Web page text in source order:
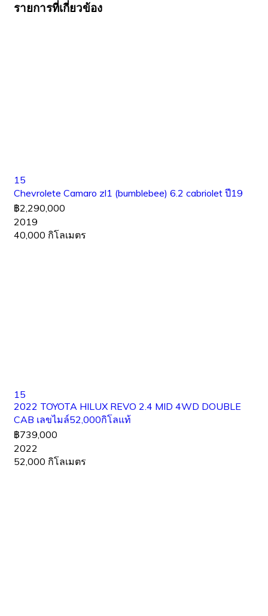
รายการที่เกี่ยวข้อง
15
Chevrolete Camaro zl1 (bumblebee) 6.2 cabriolet ปี19
฿2,290,000
2019
40,000 กิโลเมตร
15
2022 TOYOTA HILUX REVO 2.4 MID 4WD DOUBLE
CAB เลขไมล์52,000กิโลแท้
฿739,000
2022
52,000 กิโลเมตร